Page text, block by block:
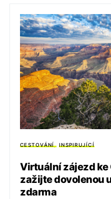
CESTOVÁNÍ INSPIRUJÍCÍ
Virtuální zájezd ke
zažijte dovolenou
zdarma